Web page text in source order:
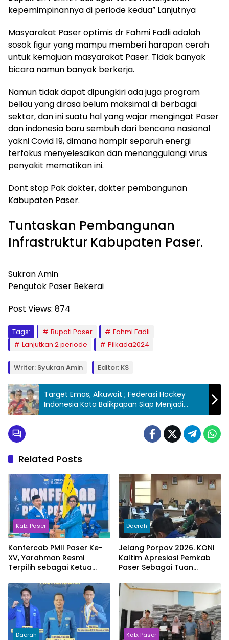
kepemimpinannya di periode kedua” Lanjutnya
Masyarakat Paser optimis dr Fahmi Fadli adalah
sosok figur yang mampu memberi harapan cerah
untuk kemajuan masyarakat Paser. Tidak banyak
bicara namun banyak berkerja.
Namun tidak dapat dipungkiri ada juga program
beliau yang dirasa belum maksimal di berbagai
sektor, dan ini suatu hal yang wajar mengingat Paser
dan indonesia baru sembuh dari bencana nasional
yakni Covid 19, dimana hampir separuh energi
terfokus menyelesaikan dan menanggulangi virus
penyakit mematikan ini.
Dont stop Pak dokter, dokter pembangunan
Kabupaten Paser.
Tuntaskan Pembangunan
Infrastruktur Kabupaten Paser.
Sukran Amin
Pengutok Paser Bekerai
Post Views: 874
Tags: Bupati Paser
Fahmi Fadli
Lanjutkan 2 periode
Pilkada2024
Writer: Syukran Amin Editor: KS
Target Emas, Alkuwait ; Federasi Hockey
Indonesia Kota Balikpapan Siap Menjadi
Barometer Prestasi Di Kaltim
Related Posts
Kab. Paser
Konfercab PMII Paser Ke-
XV, Yarahman Resmi
Terpilih sebagai Ketua
2025–2026
Daerah
Jelang Porpov 2026. KONI
Kaltim Apresiasi Pemkab
Paser Sebagai Tuan
Daerah Kab. Paser